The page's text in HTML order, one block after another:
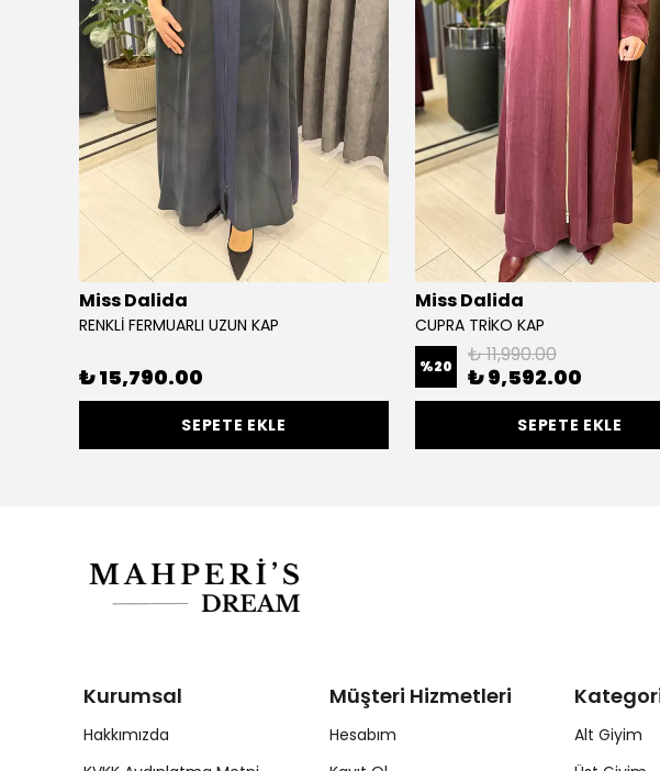
Miss Dalida
RENKLİ FERMUARLI UZUN KAP
₺ 15,790.00
SEPETE EKLE
Miss Dalida
CUPRA TRİKO KAP
%20 ₺ 11,990.00
₺ 9,592.00
SEPETE EKLE
Kurumsal
Hakkımızda
Müşteri Hizmetleri
Hesabım
Alt Giyim